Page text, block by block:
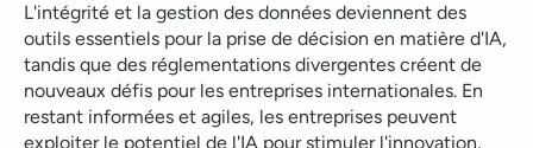
L'intégrité et la gestion des données deviennent des
outils essentiels pour la prise de décision en matière d'IA,
tandis que des réglementations divergentes créent de
nouveaux défis pour les entreprises internationales. En
restant informées et agiles, les entreprises peuvent
exploiter le potentiel de l'IA pour stimuler l'innovation,